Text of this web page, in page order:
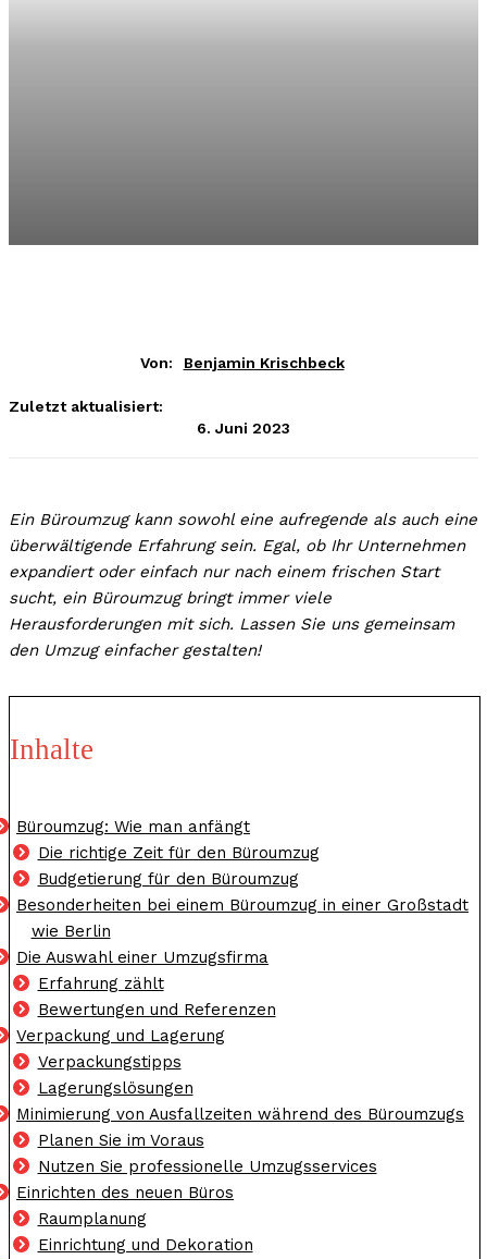
Von: Benjamin Krischbeck
Zuletzt aktualisiert:
6. Juni 2023
Ein Büroumzug kann sowohl eine aufregende als auch eine
überwältigende Erfahrung sein. Egal, ob Ihr Unternehmen
expandiert oder einfach nur nach einem frischen Start
sucht, ein Büroumzug bringt immer viele
Herausforderungen mit sich. Lassen Sie uns gemeinsam
den Umzug einfacher gestalten!
Inhalte
Büroumzug: Wie man anfängt
Die richtige Zeit für den Büroumzug
Budgetierung für den Büroumzug
Besonderheiten bei einem Büroumzug in einer Großstadt
wie Berlin
Die Auswahl einer Umzugsfirma
Erfahrung zählt
Bewertungen und Referenzen
Verpackung und Lagerung
Verpackungstipps
Lagerungslösungen
Minimierung von Ausfallzeiten während des Büroumzugs
Planen Sie im Voraus
Nutzen Sie professionelle Umzugsservices
Einrichten des neuen Büros
Raumplanung
Einrichtung und Dekoration